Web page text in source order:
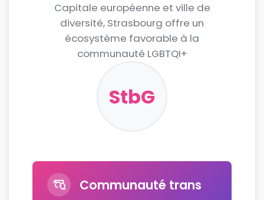
Capitale européenne et ville de
diversité, Strasbourg offre un
écosystème favorable à la
communauté LGBTQI+
StbG
Communauté trans